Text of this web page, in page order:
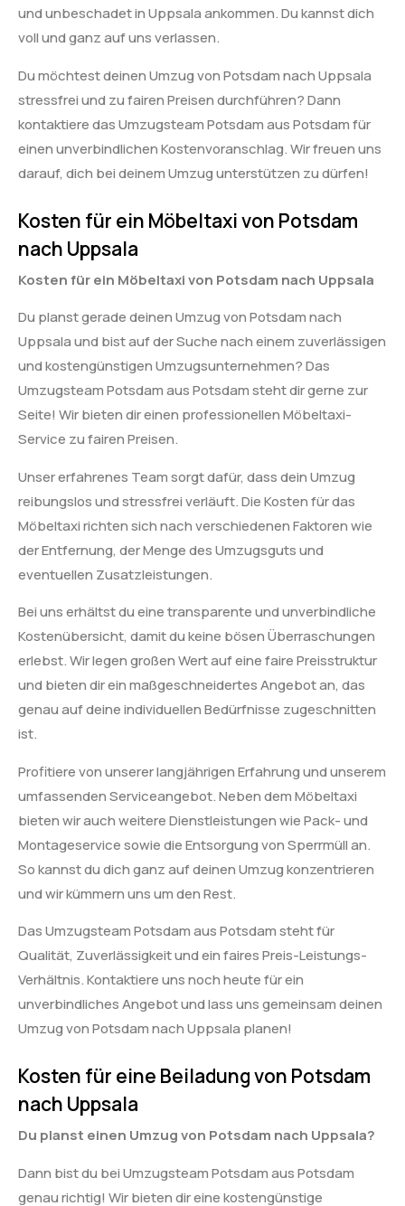
und unbeschadet in Uppsala ankommen. Du kannst dich
voll und ganz auf uns verlassen.
Du möchtest deinen Umzug von Potsdam nach Uppsala
stressfrei und zu fairen Preisen durchführen? Dann
kontaktiere das Umzugsteam Potsdam aus Potsdam für
einen unverbindlichen Kostenvoranschlag. Wir freuen uns
darauf, dich bei deinem Umzug unterstützen zu dürfen!
Kosten für ein Möbeltaxi von Potsdam
nach Uppsala
Kosten für ein Möbeltaxi von Potsdam nach Uppsala
Du planst gerade deinen Umzug von Potsdam nach
Uppsala und bist auf der Suche nach einem zuverlässigen
und kostengünstigen Umzugsunternehmen? Das
Umzugsteam Potsdam aus Potsdam steht dir gerne zur
Seite! Wir bieten dir einen professionellen Möbeltaxi-
Service zu fairen Preisen.
Unser erfahrenes Team sorgt dafür, dass dein Umzug
reibungslos und stressfrei verläuft. Die Kosten für das
Möbeltaxi richten sich nach verschiedenen Faktoren wie
der Entfernung, der Menge des Umzugsguts und
eventuellen Zusatzleistungen.
Bei uns erhältst du eine transparente und unverbindliche
Kostenübersicht, damit du keine bösen Überraschungen
erlebst. Wir legen großen Wert auf eine faire Preisstruktur
und bieten dir ein maßgeschneidertes Angebot an, das
genau auf deine individuellen Bedürfnisse zugeschnitten
ist.
Profitiere von unserer langjährigen Erfahrung und unserem
umfassenden Serviceangebot. Neben dem Möbeltaxi
bieten wir auch weitere Dienstleistungen wie Pack- und
Montageservice sowie die Entsorgung von Sperrmüll an.
So kannst du dich ganz auf deinen Umzug konzentrieren
und wir kümmern uns um den Rest.
Das Umzugsteam Potsdam aus Potsdam steht für
Qualität, Zuverlässigkeit und ein faires Preis-Leistungs-
Verhältnis. Kontaktiere uns noch heute für ein
unverbindliches Angebot und lass uns gemeinsam deinen
Umzug von Potsdam nach Uppsala planen!
Kosten für eine Beiladung von Potsdam
nach Uppsala
Du planst einen Umzug von Potsdam nach Uppsala?
Dann bist du bei Umzugsteam Potsdam aus Potsdam
genau richtig! Wir bieten dir eine kostengünstige